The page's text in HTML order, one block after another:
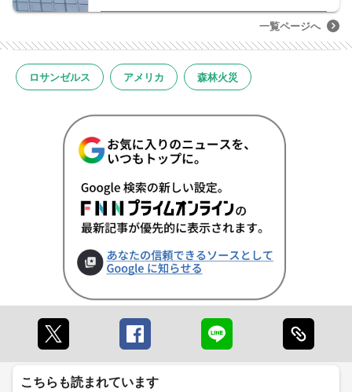
一覧ページへ
ロサンゼルス アメリカ 森林火災
こちらも読まれています